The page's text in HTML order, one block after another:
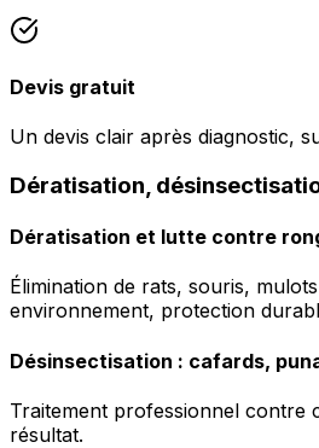
Devis gratuit
Un devis clair après diagnostic,
Dératisation,
Dératisation et lutte contre
Élimination de rats, souris,
environnement, protection
Désinsectisation : cafards,
Traitement professionnel contre
résultat.